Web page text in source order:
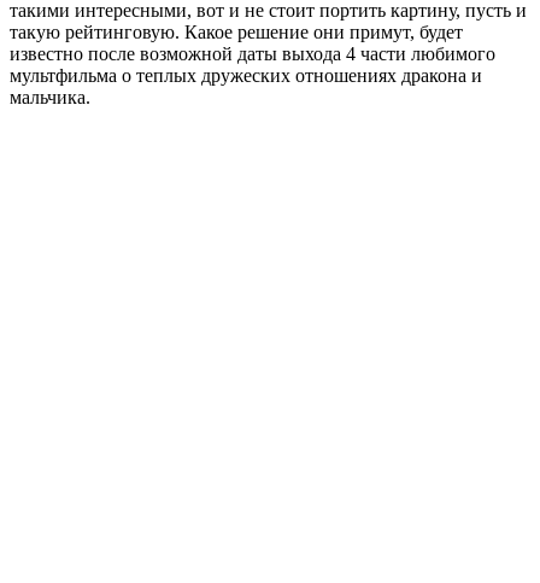
такими интересными, вот и не стоит портить картину, пусть и
такую рейтинговую. Какое решение они примут, будет
известно после возможной даты выхода 4 части любимого
мультфильма о теплых дружеских отношениях дракона и
мальчика.